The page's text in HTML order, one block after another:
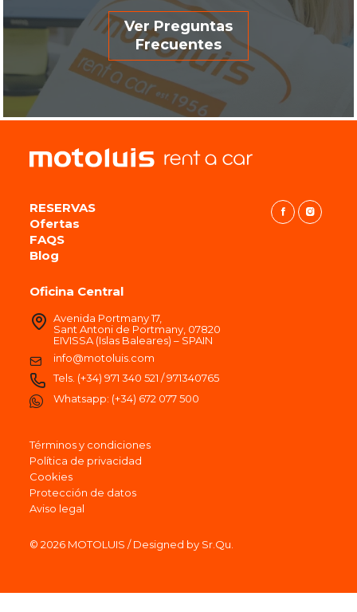
Ver Preguntas
Frecuentes
Oficina Central
Avenida Portmany 17,
Sant Antoni de Portmany, 07820
EIVISSA (Islas Baleares) – SPAIN
info@motoluis.com
Tels. (+34) 971 340 521 /971340765
Whatsapp: (+34) 672 077 500
RESERVAS
Ofertas
FAQS
Blog
© 2026 MOTOLUIS / Designed by Sr.Qu.
Términos y condiciones
Política de privacidad
Cookies
Protección de datos
Aviso legal